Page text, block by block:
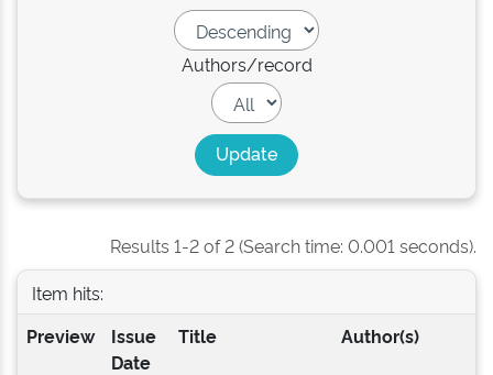
Authors/record
Results 1-2 of 2 (Search time: 0.001 seconds).
Item hits:
Preview
Issue
Date
Title Author(s)